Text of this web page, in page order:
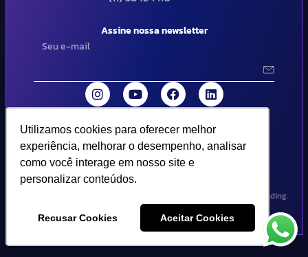
Utilizamos cookies para oferecer melhor
experiência, melhorar o desempenho, analisar
como você interage em nosso site e
personalizar conteúdos.
Recusar Cookies Aceitar Cookies
Utilizamos cookies para oferecer melhor
experiência, melhorar o desempenho, analisar
como você interage em nosso site e
personalizar conteúdos.
Recusar Cookies Aceitar Cookies
Assine nossa newsletter
© 2024 SIEG Soluções Fiscais Estratégicas. Todos os direitos
reservados | Termos de uso e política de privacidade..
Design por Empória Branding.